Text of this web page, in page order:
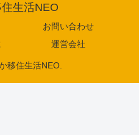
生活NEO
お問い合わせ
運営会社
移住生活NEO.